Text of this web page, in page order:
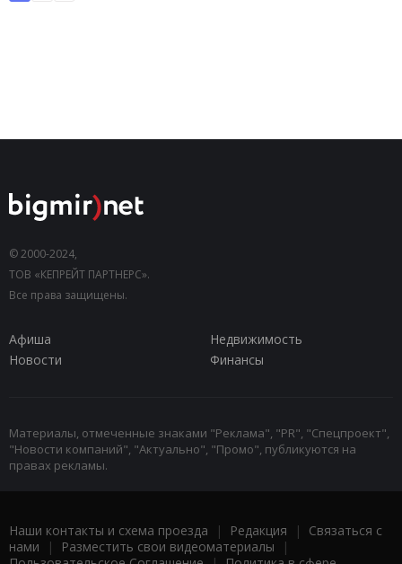
© 2000-2024,
ТОВ «КЕПРЕЙТ ПАРТНЕРС».
Все права защищены.
Афиша
Недвижимость
Новости
Финансы
Материалы, отмеченные знаками "Реклама", "PR", "Спецпроект",
"Новости компаний", "Актуально", "Промо", публикуются на
правах рекламы.
Наши контакты и схема проезда | Редакция | Связаться с
нами | Разместить свои видеоматериалы |